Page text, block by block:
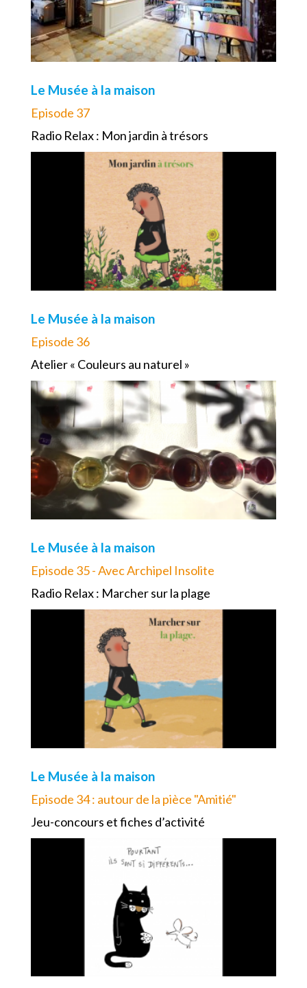
Le Musée à la maison
Episode 37
Radio Relax : Mon jardin à trésors
Le Musée à la maison
Episode 36
Atelier « Couleurs au naturel »
Le Musée à la maison
Episode 35 - Avec Archipel Insolite
Radio Relax : Marcher sur la plage
Le Musée à la maison
Episode 34 : autour de la pièce "Amitié"
Jeu-concours et fiches d’activité